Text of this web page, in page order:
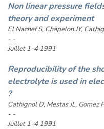
Non linear pressure
theory and experiment
El Nachef S, Chapelon JY,
- -
Juillet 1-4 1991
Reproducibility of the
electrolyte is used in
?
Cathignol D, Mestas JL, Gomez F
- -
Juillet 1-4 1991